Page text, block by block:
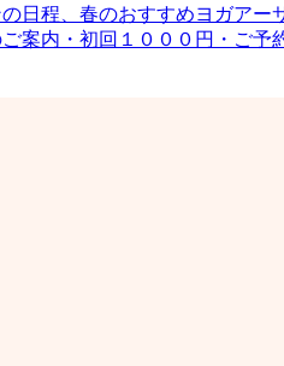
日程、春のおすすめヨガアー
案内・初回１０００円・ご